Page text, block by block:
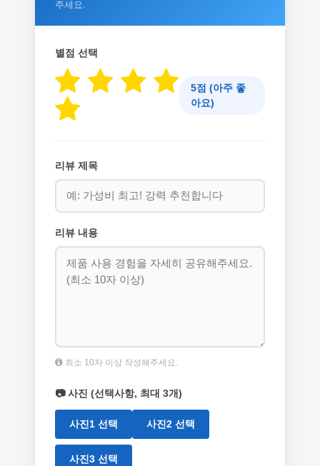
주세요.
별점 선택
5점 (아주 좋
아요)
리뷰 제목
리뷰 내용
최소 10자 이상 작성해주세요.
📷 사진 (선택사항, 최대 3개)
사진1 선택 사진2 선택
사진3 선택